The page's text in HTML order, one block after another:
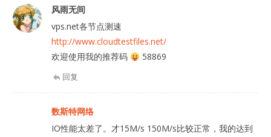
风雨无间
vps.net各节点测速
http://www.cloudtestfiles.net/
欢迎使用我的推荐码
58869
回复
数斯特网络
IO性能太差了。才15M/s 150M/s比较正常，我的达到